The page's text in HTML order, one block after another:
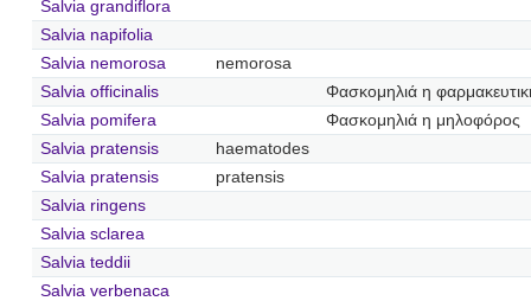
Salvia grandiflora
Salvia napifolia
Salvia nemorosa
nemorosa
Salvia officinalis
Φασκομηλιά η
Salvia pomifera
Φασκομηλιά η μηλοφόρος
Salvia pratensis
haematodes
Salvia pratensis
pratensis
Salvia ringens
Salvia sclarea
Salvia teddii
Salvia verbenaca